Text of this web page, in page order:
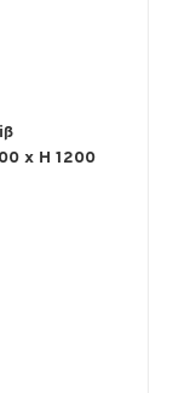
x H 1200